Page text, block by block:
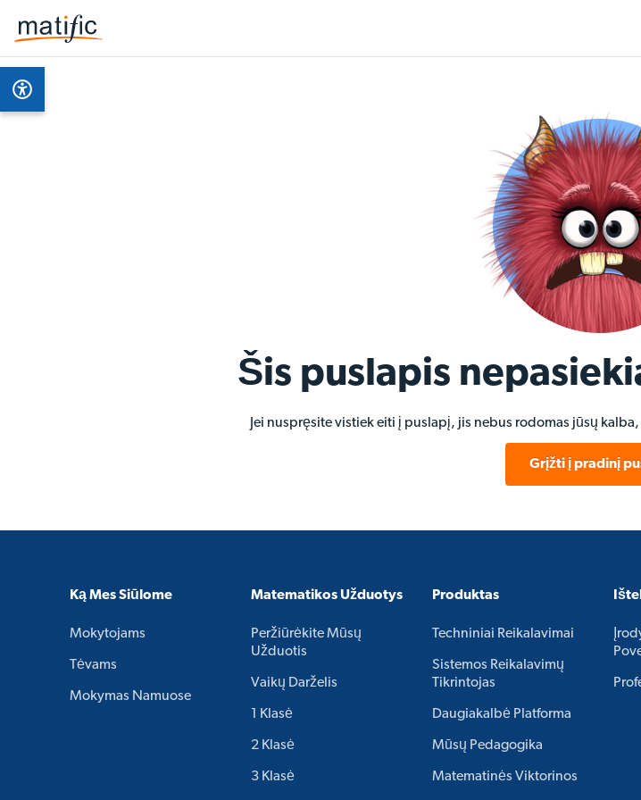
Šis puslapis
Jei nuspręsite vistiek eiti į puslapį, jis nebus rodomas jūsų
Grįžti į pradinį
Ką Mes Siūlome
Mokytojams
Tėvams
Mokymas Namuose
Matematikos Užduotys
Peržiūrėkite Mūsų
Užduotis
Vaikų Darželis
1 Klasė
2 Klasė
3 Klasė
Produktas
Techniniai Reikalavimai
Sistemos Reikalavimų
Tikrintojas
Daugiakalbė Platforma
Mūsų Pedagogika
Matematinės Viktorinos